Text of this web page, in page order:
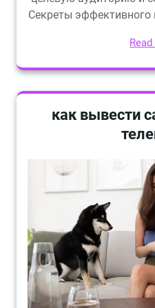
Секреты эффективного
как вывести